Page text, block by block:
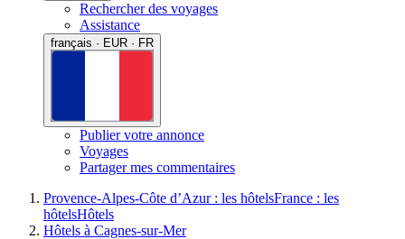
Rechercher des voyages
Assistance
français · EUR · FR
Publier votre annonce
Voyages
Partager mes commentaires
Provence-Alpes-Côte d’Azur : les hôtelsFrance : les
hôtelsHôtels
Hôtels à Cagnes-sur-Mer